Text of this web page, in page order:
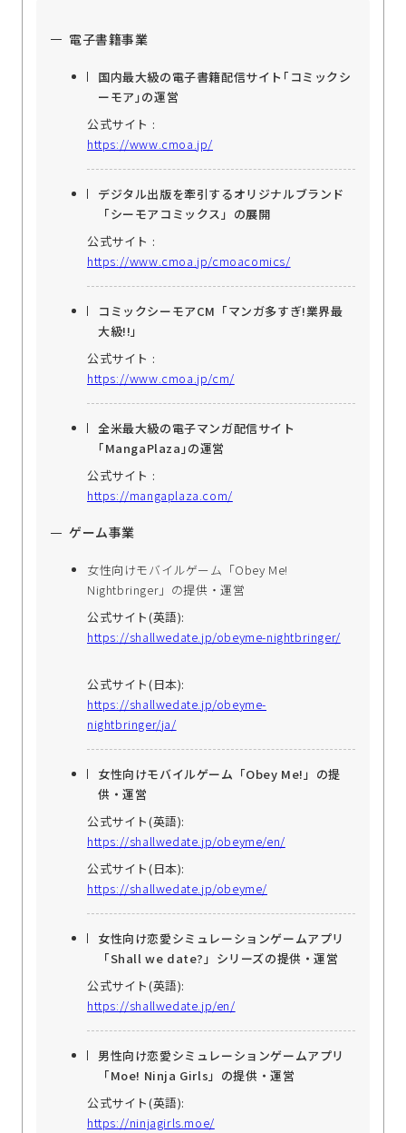
電子書籍事業
国内最大級の電子書籍配信サイト｢コミックシ
ーモア｣の運営
公式サイト :
https://www.cmoa.jp/
デジタル出版を牽引するオリジナルブランド
「シーモアコミックス」の展開
公式サイト :
https://www.cmoa.jp/cmoacomics/
コミックシーモアCM「マンガ多すぎ!業界最
大級!!」
公式サイト :
https://www.cmoa.jp/cm/
全米最大級の電子マンガ配信サイト
｢MangaPlaza｣の運営
公式サイト :
https://mangaplaza.com/
ゲーム事業
女性向けモバイルゲーム「Obey Me!
Nightbringer」の提供・運営
公式サイト(英語):
https://shallwedate.jp/obeyme-nightbringer/
公式サイト(日本):
https://shallwedate.jp/obeyme-
nightbringer/ja/
女性向けモバイルゲーム「Obey Me!」の提
供・運営
公式サイト(英語):
https://shallwedate.jp/obeyme/en/
公式サイト(日本):
https://shallwedate.jp/obeyme/
女性向け恋愛シミュレーションゲームアプリ
「Shall we date?」シリーズの提供・運営
公式サイト(英語):
https://shallwedate.jp/en/
男性向け恋愛シミュレーションゲームアプリ
「Moe! Ninja Girls」の提供・運営
公式サイト(英語):
https://ninjagirls.moe/